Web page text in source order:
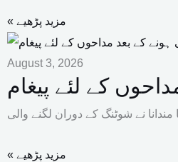
« مزید پڑھیے
August 3, 2026
کے لئے پیغام
« مزید پڑھیے